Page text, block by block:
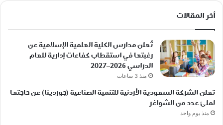
أخر المقالات
تُعلن مدارس الكلية العلمية الإسلامية عن
رغبتها في استقطاب كفاءات إدارية للعام
الدراسي 2026–2027
منذ 3 ساعات
تعلن الشركة السعودية الأردنية للتنمية الصناعية (جوردينا) عن حاجتها
لملئ عدد من الشواغر
منذ يوم واحد